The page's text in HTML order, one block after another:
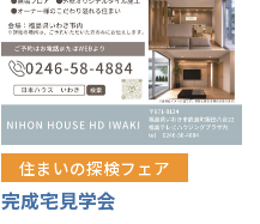
住まいの探検フェア
完成宅見学会